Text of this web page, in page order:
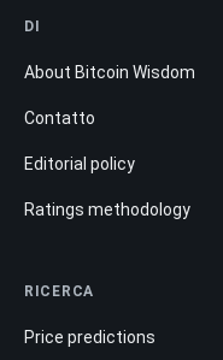
DI
About Bitcoin Wisdom
Contatto
Editorial policy
Ratings methodology
RICERCA
Price predictions